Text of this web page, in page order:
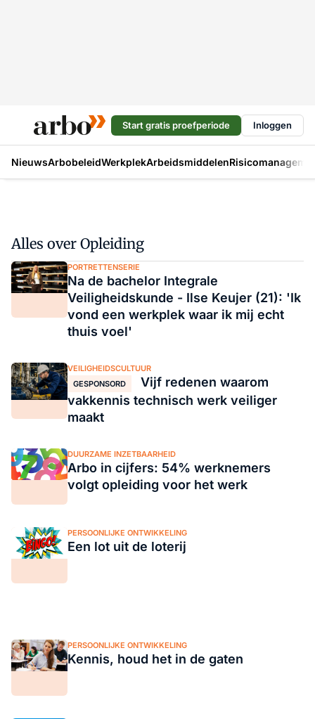
Start gratis proefperiode Inloggen
NieuwsArbobeleidWerkplekArbeidsmiddelen
Alles over Opleiding
PORTRETTENSERIE
Na de bachelor Integrale
Veiligheidskunde - Ilse Keujer (21): 'Ik
vond een werkplek waar ik mij echt
thuis voel'
VEILIGHEIDSCULTUUR
GESPONSORD
Vijf redenen waarom
vakkennis technisch werk veiliger
maakt
DUURZAME INZETBAARHEID
Arbo in cijfers: 54% werknemers
volgt opleiding voor het werk
PERSOONLIJKE ONTWIKKELING
Een lot uit de loterij
PERSOONLIJKE ONTWIKKELING
Kennis, houd het in de gaten